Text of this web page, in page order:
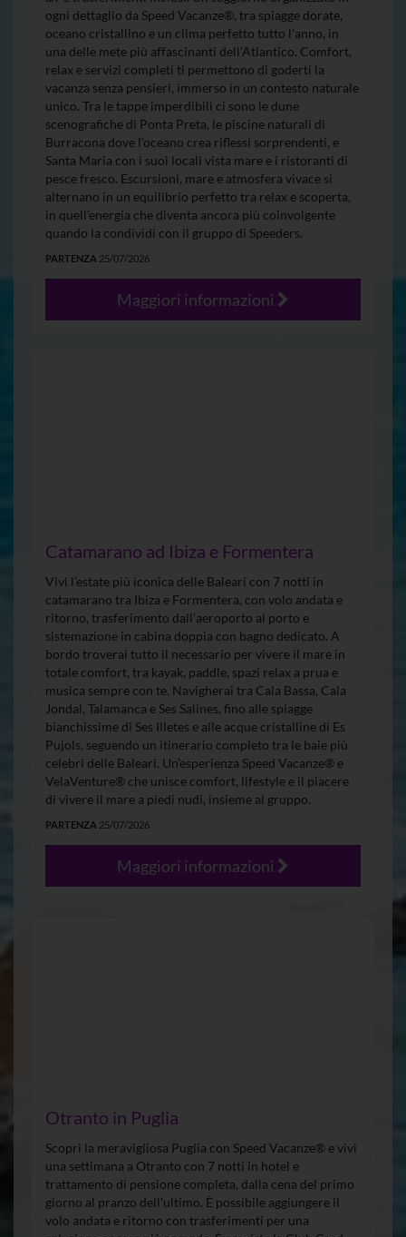
ogni dettaglio da Speed Vacanze®, tra spiagge dorate,
oceano cristallino e un clima perfetto tutto l’anno, in
una delle mete più affascinanti dell’Atlantico. Comfort,
relax e servizi completi ti permettono di goderti la
vacanza senza pensieri, immerso in un contesto naturale
unico. Tra le tappe imperdibili ci sono le dune
scenografiche di Ponta Preta, le piscine naturali di
Burracona dove l’oceano crea riflessi sorprendenti, e
Santa Maria con i suoi locali vista mare e i ristoranti di
pesce fresco. Escursioni, mare e atmosfera vivace si
alternano in un equilibrio perfetto tra relax e scoperta,
in quell’energia che diventa ancora più coinvolgente
quando la condividi con il gruppo di Speeders.
PARTENZA 25/07/2026
Maggiori informazioni
Catamarano ad Ibiza e Formentera
Vivi l’estate più iconica delle Baleari con 7 notti in
catamarano tra Ibiza e Formentera, con volo andata e
ritorno, trasferimento dall’aeroporto al porto e
sistemazione in cabina doppia con bagno dedicato. A
bordo troverai tutto il necessario per vivere il mare in
totale comfort, tra kayak, paddle, spazi relax a prua e
musica sempre con te. Navigherai tra Cala Bassa, Cala
Jondal, Talamanca e Ses Salines, fino alle spiagge
bianchissime di Ses Illetes e alle acque cristalline di Es
Pujols, seguendo un itinerario completo tra le baie più
celebri delle Baleari. Un’esperienza Speed Vacanze® e
VelaVenture® che unisce comfort, lifestyle e il piacere
di vivere il mare a piedi nudi, insieme al gruppo.
PARTENZA 25/07/2026
Maggiori informazioni
Otranto in Puglia
Scopri la meravigliosa Puglia con Speed Vacanze® e vivi
una settimana a Otranto con 7 notti in hotel e
trattamento di pensione completa, dalla cena del primo
giorno al pranzo dell’ultimo. È possibile aggiungere il
volo andata e ritorno con trasferimenti per una